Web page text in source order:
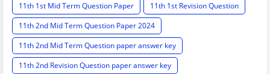
11th 1st Mid Term Question Paper
11th 1st Revision Question
11th 2nd Mid Term Question Paper 2024
11th 2nd Mid Term Question paper answer key
11th 2nd Revision Question paper answer key